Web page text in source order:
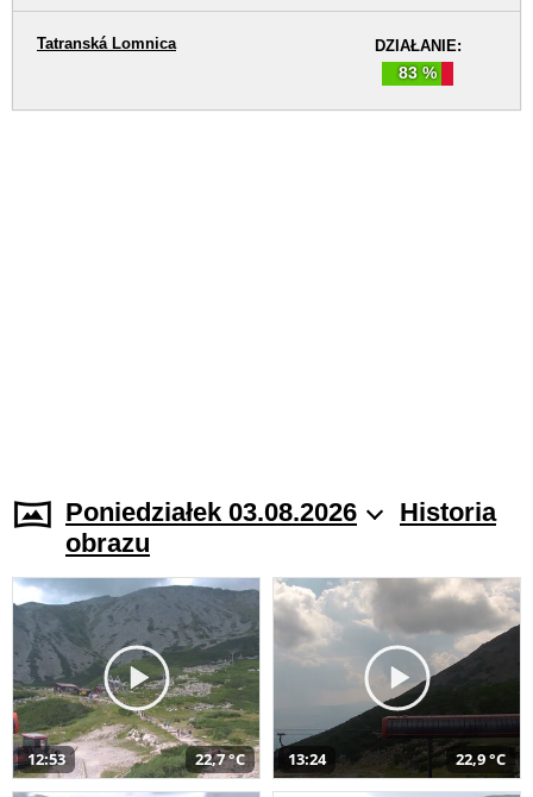
DZIAŁANIE:
83 %
Tatranská Lomnica
Poniedziałek 03.08.2026
Historia
obrazu
12:53 22,7 °C 13:24 22,9 °C